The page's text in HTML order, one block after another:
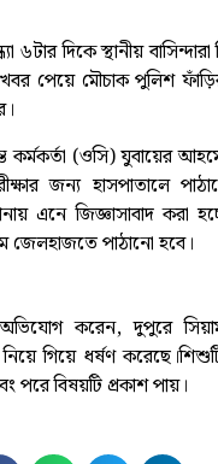
৬টার দিকে স্থানীয়
পেয়ে মৌচাক পুলিশ
কর্মকর্তা (ওসি) যুবায়ের
জন্য হাসপাতালে
এনে জিজ্ঞাসাবাদ করা
জেলহাজতে পাঠানো হবে।
করেন, দুপুরে
গিয়ে ধর্ষণ
পরে বিষয়টি প্রকাশ পায়।